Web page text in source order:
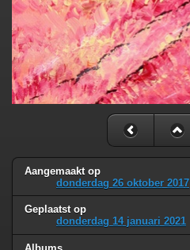
Aangemaakt op
donderdag 26 oktober 2017
Geplaatst op
donderdag 14 januari 2021